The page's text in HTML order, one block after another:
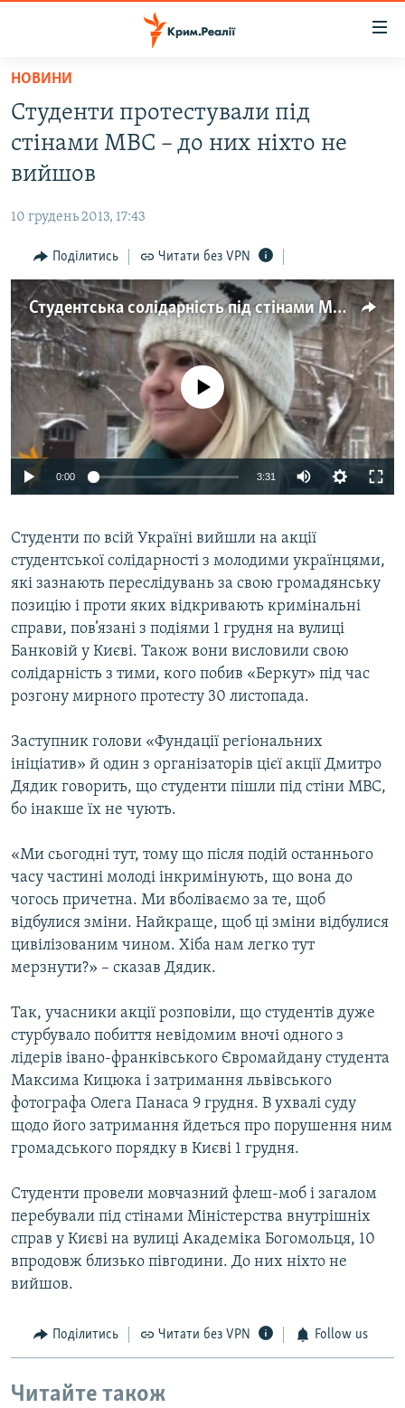
Перейти
основного
матеріалу
Перейти
до
основної
навігації
Перейти
до
пошуку
ВОДА.КРИМ
ВІДЕО ТА ФОТО
БЛОГИ
ПОГЛЯД
ІНТЕРВ'Ю
ВСЕ ЗА ДЕНЬ
СПЕЦПРОЕКТИ
ДЕПОРТАЦІЯ
ВІДЕОУРОКИ «ELIFBE»
СВІДЧЕННЯ ОКУПАЦІЇ
УКРАЇНСЬКА ПРОБЛЕМА КРИМУ
ЯК ОБІЙТИ БЛОКУВАННЯ
Русский
Qırımtatar
Усі сайти RFE/RL
НОВИНИ
Студенти протестували під
стінами МВС – до них ніхто не
вийшов
10 грудень 2013, 17:43
Поділитись Читати без VPN
Студентська солідарність під стінами МВС
No media source currently available
0:00 3:31
Студенти по всій Україні вийшли на акції
студентської солідарності з молодими українцями,
які зазнають переслідувань за свою громадянську
позицію і проти яких відкривають кримінальні
справи, пов’язані з подіями 1 грудня на вулиці
Банковій у Києві. Також вони висловили свою
солідарність з тими, кого побив «Беркут» під час
розгону мирного протесту 30 листопада.
Заступник голови «Фундації регіональних
ініціатив» й один з організаторів цієї акції Дмитро
Дядик говорить, що студенти пішли під стіни МВС,
бо інакше їх не чують.
«Ми сьогодні тут, тому що після подій останнього
часу частині молоді інкримінують, що вона до
чогось причетна. Ми вболіваємо за те, щоб
відбулися зміни. Найкраще, щоб ці зміни відбулися
цивілізованим чином. Хіба нам легко тут
мерзнути?» – сказав Дядик.
Так, учасники акції розповіли, що студентів дуже
стурбувало побиття невідомим вночі одного з
лідерів івано-франківського Євромайдану студента
Максима Кицюка і затримання львівського
фотографа Олега Панаса 9 грудня. В ухвалі суду
щодо його затримання йдеться про порушення ним
громадського порядку в Києві 1 грудня.
Студенти провели мовчазний флеш-моб і загалом
перебували під стінами Міністерства внутрішніх
справ у Києві на вулиці Академіка Богомольця, 10
впродовж близько півгодини. До них ніхто не
вийшов.
Поділитись Читати без VPN Follow us
Читайте також